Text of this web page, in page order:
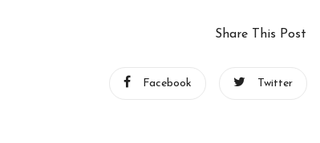
Share This Post
Facebook Twitter